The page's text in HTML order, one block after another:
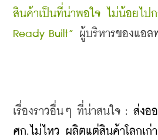
สินค้าเป็นที่น่าพอใจ ไม่น้อยไป
Ready Built”
ผู้บริหารของแอ
เรื่องราวอื่นๆ ที่น่าสนใจ : ส่งอ
ศก.ไม่ไหว ผลิตแต่สินค้าโลกเก่